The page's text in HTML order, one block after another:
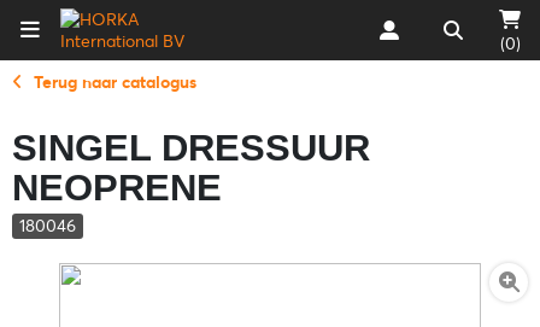
(0)
Terug naar catalogus
SINGEL DRESSUUR
NEOPRENE
180046